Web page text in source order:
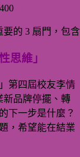
要的 3 扇門，
思維」
第四屆校友李情
新品牌停擺、轉
下一步是什麼？
，希望能在結業